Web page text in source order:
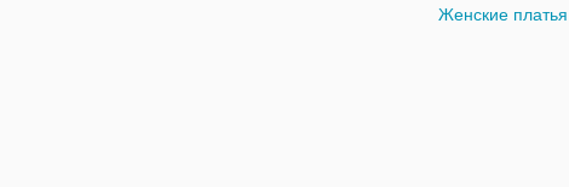
Женские платья